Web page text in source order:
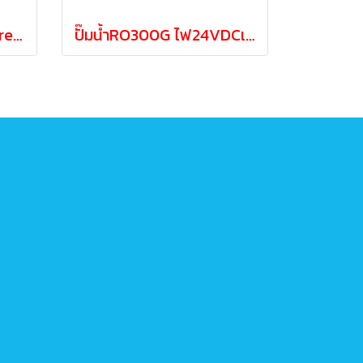
LOW เพรสเซอร์สวิทซ์/pressure1/4" 2หุนเกลียวใน ปั๊มน้ำRO300G ไฟ24VDCเครื่องกรองRO1200-2400ลิตร